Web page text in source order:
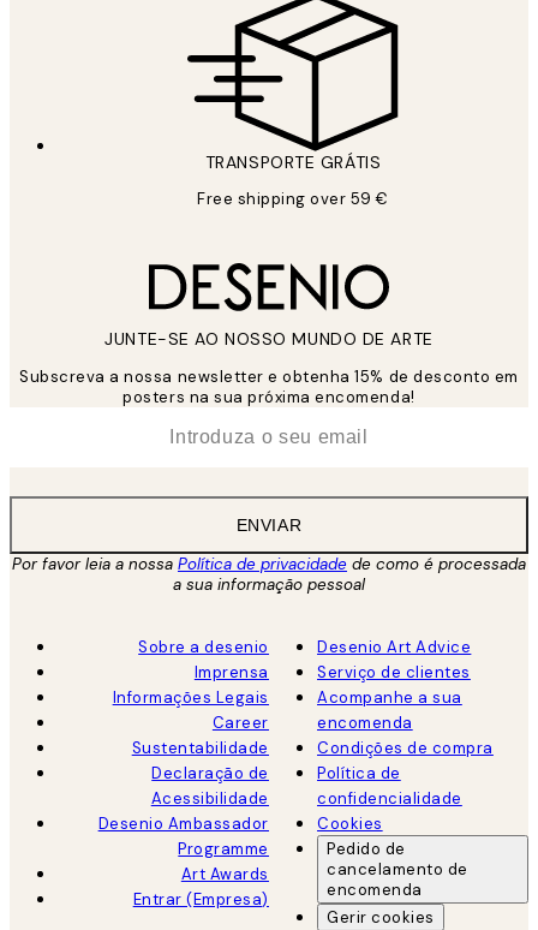
TRANSPORTE GRÁTIS
Free shipping over 59 €
JUNTE-SE AO NOSSO MUNDO DE ARTE
Subscreva a nossa newsletter e obtenha 15% de desconto em
posters na sua próxima encomenda!
ENVIAR
Por favor leia a nossa Política de privacidade de como é processada
a sua informação pessoal
Sobre a desenio
Imprensa
Informações Legais
Career
Sustentabilidade
Declaração de
Acessibilidade
Desenio Ambassador
Programme
Art Awards
Entrar (Empresa)
Desenio Art Advice
Serviço de clientes
Acompanhe a sua
encomenda
Condições de compra
Política de
confidencialidade
Cookies
Pedido de
cancelamento de
encomenda
Gerir cookies